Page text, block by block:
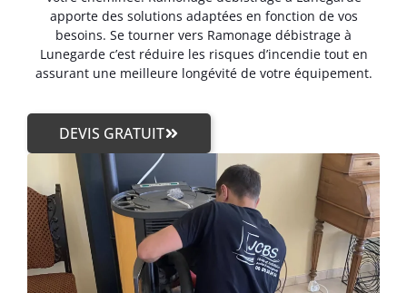
apporte des solutions adaptées en fonction de vos
besoins. Se tourner vers Ramonage débistrage à
Lunegarde c’est réduire les risques d’incendie tout en
assurant une meilleure longévité de votre équipement.
DEVIS GRATUIT